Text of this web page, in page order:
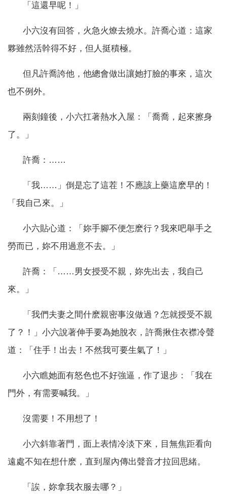
「這還早呢！」
小六沒有回答，火急火燎去燒水。許喬心道：這家
夥雖然活幹得不好，但人挺積極。
但凡許喬誇他，他總會做出讓她打臉的事來，這次
也不例外。
兩刻鐘後，小六扛著熱水入屋：「喬喬，起來擦身
了。」
許喬：……
「我……」倒是忘了這茬！不應該上藥這麽早的！
「我自己來。」
小六貼心道：「妳手腳不便怎麽行？我來吧舉手之
勞而已，妳不用過意不去。」
許喬：「……男女授受不親，妳先出去，我自己
來。」
「我們夫妻之間什麽親密事沒做過？怎就授受不親
了？！」小六說著伸手要為她脫衣，許喬揪住衣襟冷聲
道：「住手！出去！不然我可要生氣了！」
小六瞧她面有怒色也不好強逼，作了退步：「我在
門外，有需要喊我。」
沒需要！不用想了！
小六斜靠著門，面上表情冷淡下來，目無焦距看向
遠處不知在想什麽，直到屋內傳出聲音才拉回思緒。
「誒，妳拿我衣服去哪？」